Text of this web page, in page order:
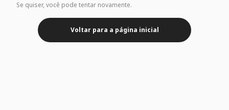
Se quiser, você pode tentar novamente.
Voltar para a página inicial